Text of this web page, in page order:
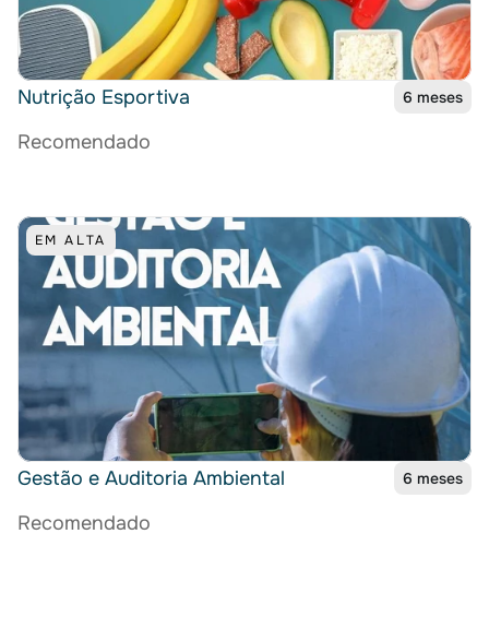
Nutrição Esportiva 6 meses
Recomendado
EM ALTA
Gestão e Auditoria Ambiental 6 meses
Recomendado